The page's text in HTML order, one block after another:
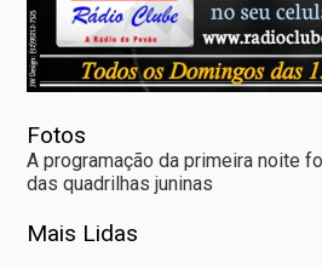
Fotos
A programação da primeira noite
das quadrilhas juninas
Mais Lidas